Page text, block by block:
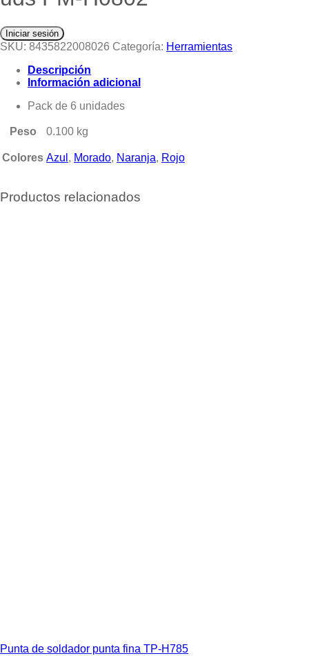
Iniciar sesión
SKU: 8435822008026 Categoría: Herramientas
Descripción
Información adicional
Pack de 6 unidades
Peso 0.100 kg
Colores Azul , Morado, Naranja, Rojo
Productos relacionados
Punta de soldador punta fina TP-H785